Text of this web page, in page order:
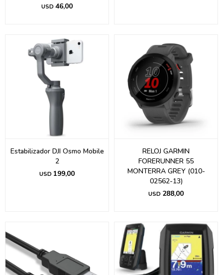
USD 46,00
Estabilizador DJI Osmo Mobile
2
USD 199,00
RELOJ GARMIN
FORERUNNER 55
MONTERRA GREY (010-
02562-13)
USD 288,00